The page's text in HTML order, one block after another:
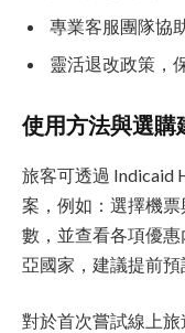
專業客服團隊協
靈活退改政策，
使用方法與選購
旅客可透過 Indicaid
案，例如：選擇機
數，並查看各項優
亞國家，建議提前預
對於首次嘗試線上